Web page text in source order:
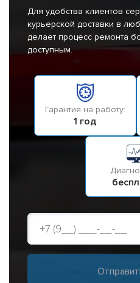
Для удобства клиентов
курьерской доставки в
делает процесс ремонта
доступным.
Гарантия на работу:
1 год